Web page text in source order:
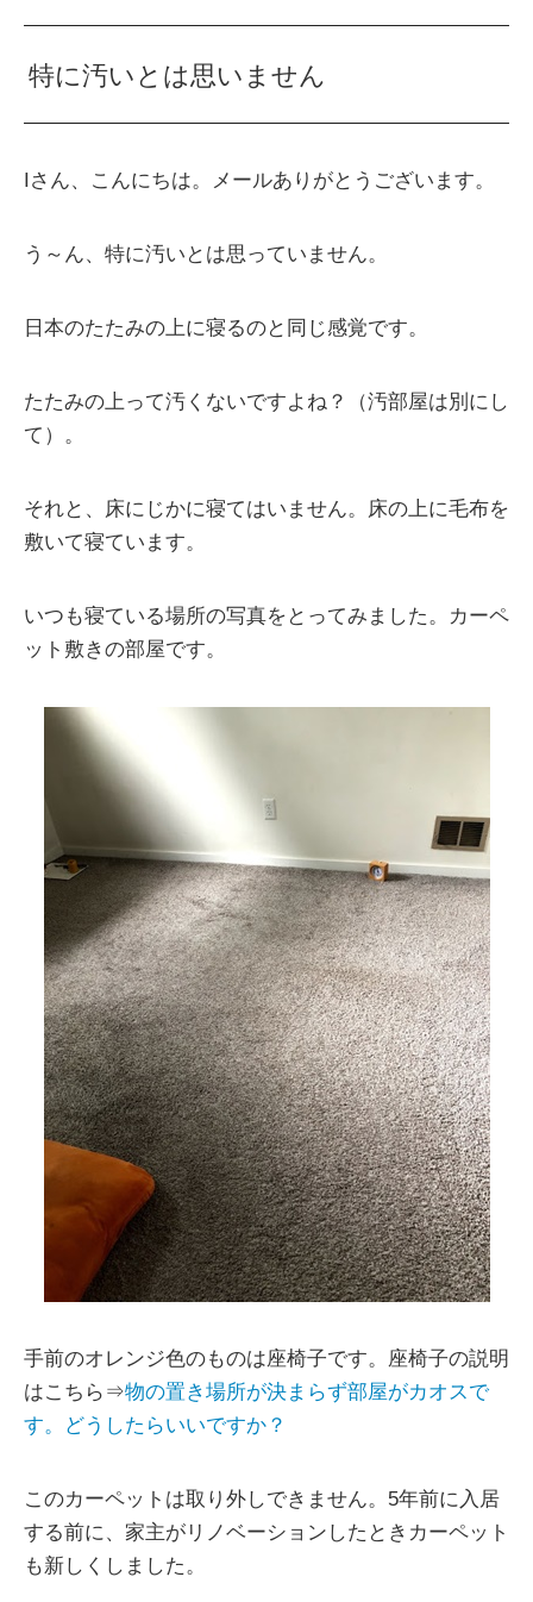
特に汚いとは思いません
Iさん、こんにちは。メールありがとうございます。
う～ん、特に汚いとは思っていません。
日本のたたみの上に寝るのと同じ感覚です。
たたみの上って汚くないですよね？（汚部屋は別にし
て）。
それと、床にじかに寝てはいません。床の上に毛布を
敷いて寝ています。
いつも寝ている場所の写真をとってみました。カーペ
ット敷きの部屋です。
手前のオレンジ色のものは座椅子です。座椅子の説明
はこちら⇒物の置き場所が決まらず部屋がカオスで
す。どうしたらいいですか？
このカーペットは取り外しできません。5年前に入居
する前に、家主がリノベーションしたときカーペット
も新しくしました。